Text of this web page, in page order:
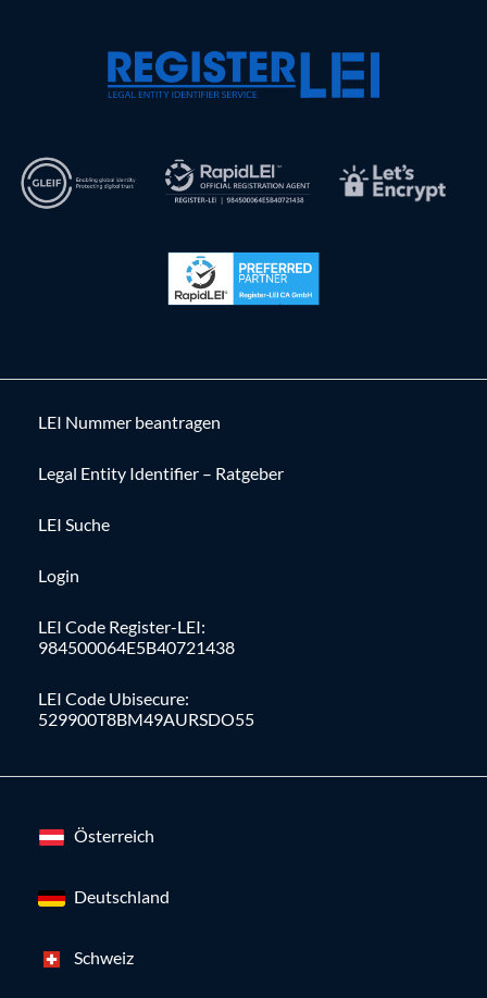
LEI Nummer beantragen
Legal Entity Identifier – Ratgeber
LEI Suche
Login
LEI Code Register-LEI:
984500064E5B40721438
LEI Code Ubisecure:
529900T8BM49AURSDO55
Österreich
Deutschland
Schweiz